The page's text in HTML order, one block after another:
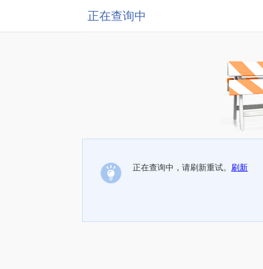
正在查询中
正在查询中，请刷新重试。 刷新